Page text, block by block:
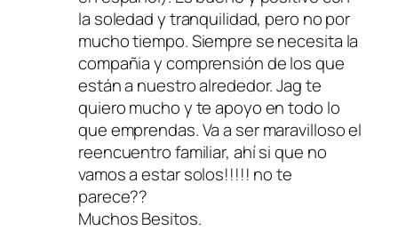
la soledad y tranquilidad, pero no por
mucho tiempo. Siempre se necesita la
compañia y comprensión de los que
están a nuestro alrededor. Jag te
quiero mucho y te apoyo en todo lo
que emprendas. Va a ser maravilloso el
reencuentro familiar, ahí si que no
vamos a estar solos!!!!! no te
parece??
Muchos Besitos.